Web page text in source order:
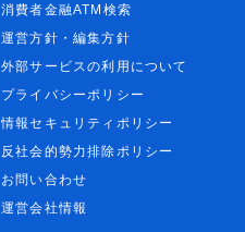
消費者金融ATM検索
運営方針・編集方針
外部サービスの利用について
プライバシーポリシー
情報セキュリティポリシー
反社会的勢力排除ポリシー
お問い合わせ
運営会社情報